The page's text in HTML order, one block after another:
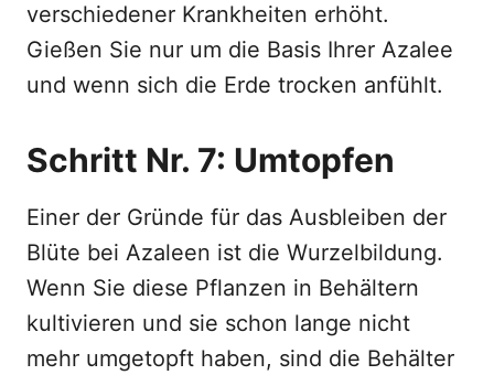
verschiedener Krankheiten erhöht.
Gießen Sie nur um die Basis Ihrer Azalee
und wenn sich die Erde trocken anfühlt.
Schritt Nr. 7: Umtopfen
Einer der Gründe für das Ausbleiben der
Blüte bei Azaleen ist die Wurzelbildung.
Wenn Sie diese Pflanzen in Behältern
kultivieren und sie schon lange nicht
mehr umgetopft haben, sind die Behälter